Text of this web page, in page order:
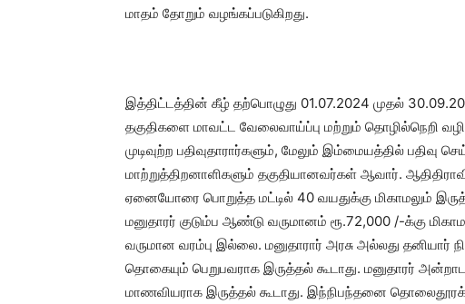
மாதம் தோறும் வழங்கப்படுகிறது.
இத்திட்டத்தின் கீழ் தற்பொழுது 01.07.2024 முதல்
தகுதிகளை மாவட்ட வேலைவாய்ப்பு மற்றும் தொழில்நெறி
முடிவுற்ற பதிவுதாரார்களும், மேலும் இம்மையத்தில் பதிவு
மாற்றுத்திறனாளிகளும் தகுதியானவர்கள் ஆவார்.
ஏனையோரை பொறுத்த மட்டில் 40 வயதுக்கு மிகாமலும்
மனுதாரர் குடும்ப ஆண்டு வருமானம் ரூ.72,000 /-க்கு
வருமான வரம்பு இல்லை. மனுதாரார் அரசு அல்லது தனியார்
தொகையும் பெறுபவராக இருத்தல் கூடாது. மனுதாரர்
மாணவியராக இருத்தல் கூடாது. இந்நிபந்தனை